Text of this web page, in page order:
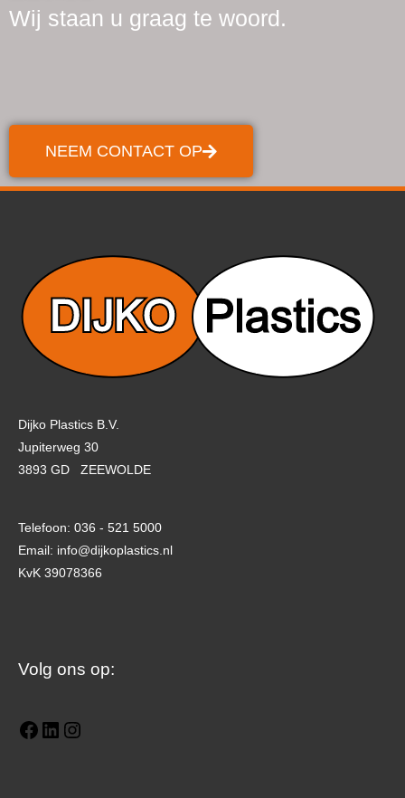
Wij staan u graag te woord.
NEEM CONTACT OP
Dijko Plastics B.V.
Jupiterweg 30
3893 GD ZEEWOLDE
Telefoon: 036 - 521 5000
Email: info@dijkoplastics.nl
KvK 39078366
Volg ons op:
Facebook
LinkedIn
Instagram